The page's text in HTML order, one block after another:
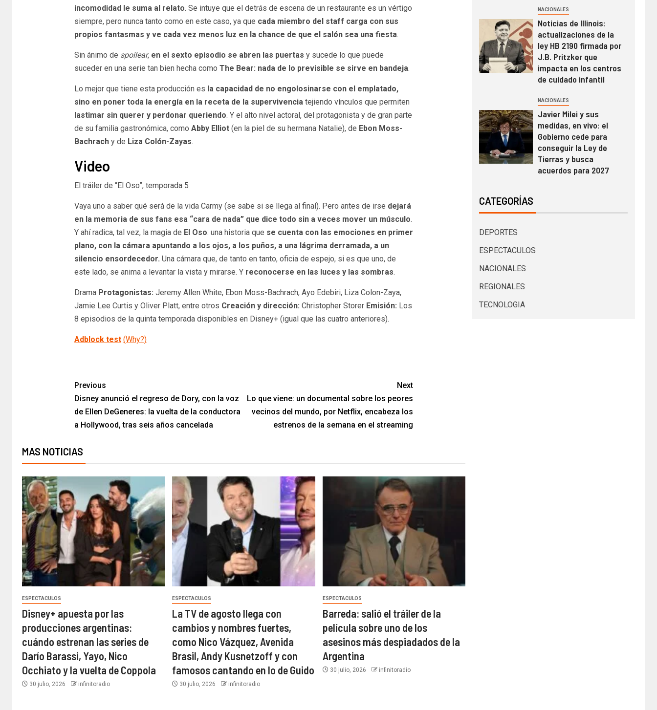
incomodidad le suma al relato. Se intuye que el detrás de escena de un restaurante es un vértigo
siempre, pero nunca tanto como en este caso, ya que cada miembro del staff carga con sus
propios fantasmas y ve cada vez menos luz en la chance de que el salón sea una fiesta.
Sin ánimo de spoilear, en el sexto episodio se abren las puertas y sucede lo que puede
suceder en una serie tan bien hecha como The Bear: nada de lo previsible se sirve en bandeja.
Lo mejor que tiene esta producción es la capacidad de no engolosinarse con el emplatado,
sino en poner toda la energía en la receta de la supervivencia tejiendo vínculos que permiten
lastimar sin querer y perdonar queriendo. Y el alto nivel actoral, del protagonista y de gran parte
de su familia gastronómica, como Abby Elliot (en la piel de su hermana Natalie), de Ebon Moss-
Bachrachy de Liza Colón-Zayas.
Video
El tráiler de “El Oso”, temporada 5
Vaya uno a saber qué será de la vida Carmy (se sabe si se llega al final). Pero antes de irse dejará
en la memoria de sus fans esa “cara de nada” que dice todo sin a veces mover un músculo.
Y ahí radica, tal vez, la magia de El Oso: una historia que se cuenta con las emociones en primer
plano, con la cámara apuntando a los ojos, a los puños, a una lágrima derramada, a un
silencio ensordecedor. Una cámara que, de tanto en tanto, oficia de espejo, si es que uno, de
este lado, se anima a levantar la vista y mirarse. Y reconocerse en las luces y las sombras.
Drama Protagonistas: Jeremy Allen White, Ebon Moss-Bachrach, Ayo Edebiri, Liza Colon-Zaya,
Jamie Lee Curtis y Oliver Platt, entre otros Creación y dirección: Christopher Storer Emisión: Los
8 episodios de la quinta temporada disponibles en Disney+ (igual que las cuatro anteriores).
Adblock test (Why?)
Previous
Disney anunció el regreso de Dory, con la voz
de Ellen DeGeneres: la vuelta de la conductora
a Hollywood, tras seis años cancelada
Next
Lo que viene: un documental sobre los peores
vecinos del mundo, por Netflix, encabeza los
estrenos de la semana en el streaming
MAS NOTICIAS
ESPECTACULOS
Disney+ apuesta por las
producciones argentinas:
cuándo estrenan las series de
Darío Barassi, Yayo, Nico
Occhiato y la vuelta de Coppola
30 julio, 2026 infinitoradio
ESPECTACULOS
La TV de agosto llega con
cambios y nombres fuertes,
como Nico Vázquez, Avenida
Brasil, Andy Kusnetzoff y con
famosos cantando en lo de Guido
30 julio, 2026 infinitoradio
ESPECTACULOS
Barreda: salió el tráiler de la
película sobre uno de los
asesinos más despiadados de la
Argentina
30 julio, 2026 infinitoradio
NACIONALES
Noticias de Illinois:
actualizaciones de la
ley HB 2190 firmada por
J.B. Pritzker que
impacta en los centros
de cuidado infantil
NACIONALES
Javier Milei y sus
medidas, en vivo: el
Gobierno cede para
conseguir la Ley de
Tierras y busca
acuerdos para 2027
CATEGORÍAS
DEPORTES
ESPECTACULOS
NACIONALES
REGIONALES
TECNOLOGIA